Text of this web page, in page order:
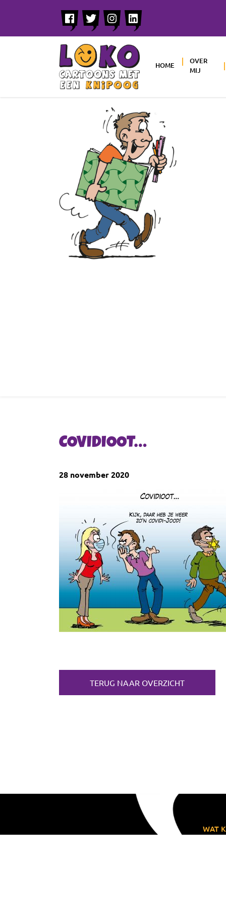
HOME
OVER
MIJ
COVIDIOOT…
28 november 2020
TERUG NAAR OVERZICHT
WAT